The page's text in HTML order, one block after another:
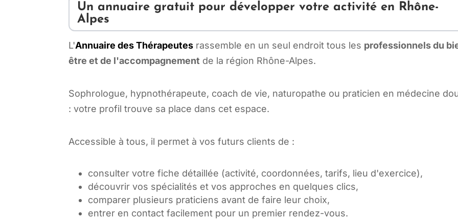
Un annuaire gratuit pour développer votre activité en Rhône-
Alpes
L'Annuaire des Thérapeutes rassemble en un seul endroit tous les professionnels du
être et de l'accompagnement de la région Rhône-Alpes.
Sophrologue, hypnothérapeute, coach de vie, naturopathe ou praticien en médecine
: votre profil trouve sa place dans cet espace.
Accessible à tous, il permet à vos futurs clients de :
consulter votre fiche détaillée (activité, coordonnées, tarifs, lieu d'exercice),
découvrir vos spécialités et vos approches en quelques clics,
comparer plusieurs praticiens avant de faire leur choix,
entrer en contact facilement pour un premier rendez-vous.